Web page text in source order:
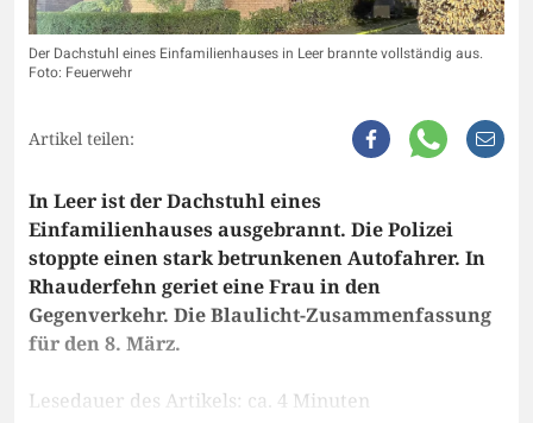
Der Dachstuhl eines Einfamilienhauses in Leer brannte vollständig aus.
Foto: Feuerwehr
Artikel teilen:
In Leer ist der Dachstuhl eines
Einfamilienhauses ausgebrannt. Die Polizei
stoppte einen stark betrunkenen Autofahrer. In
Rhauderfehn geriet eine Frau in den
Gegenverkehr. Die Blaulicht-Zusammenfassung
für den 8. März.
Lesedauer des Artikels: ca. 4 Minuten